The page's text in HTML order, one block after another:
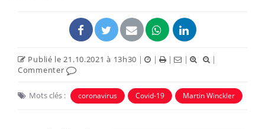
Publié le 21.10.2021 à 13h30 | | | |
|
Commenter
Mots clés : coronavirus Covid-19 Martin Winckler